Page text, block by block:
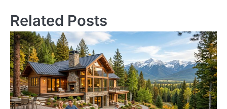
Related Posts